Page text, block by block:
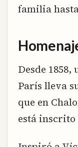
familia
Desde
París lleva
que en
está